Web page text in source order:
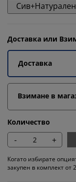
Доставка или
Доставка
Взимане в
Количество
- +
Когато избирате
закупен в комплект от